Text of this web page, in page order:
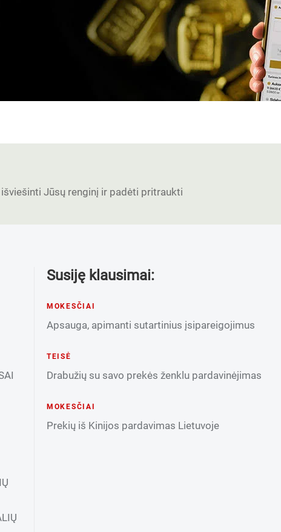
Jūsų renginį ir padėti pritraukti
Susiję klausimai:
MOKESČIAI
Apsauga, apimanti sutartinius įsipareigojimus
TEISĖ
Drabužių su savo prekės ženklu pardavinėjimas
MOKESČIAI
Prekių iš Kinijos pardavimas Lietuvoje